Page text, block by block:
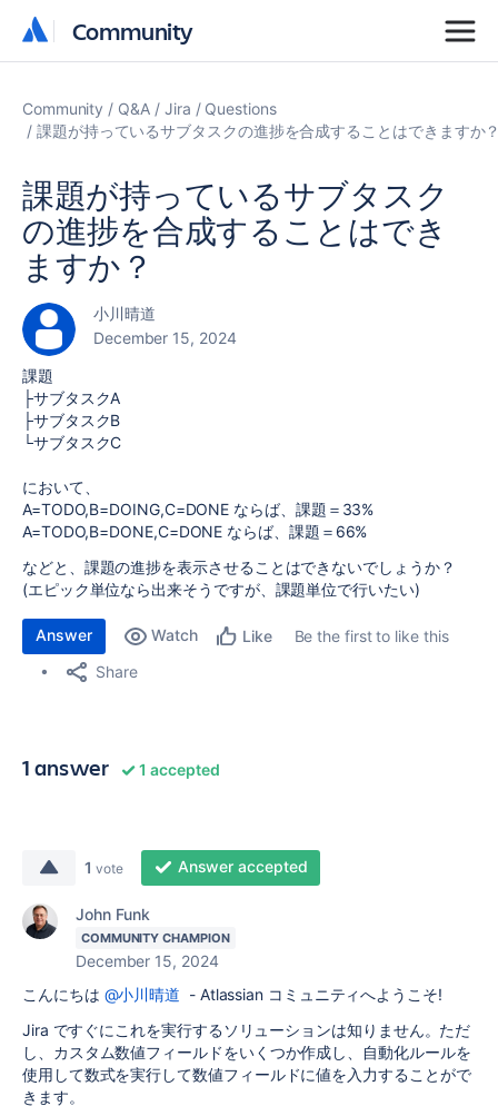
Community
Community
Community Q&A Jira
Questions
課題が持っているサブタスクの進捗を合成することはできますか
課題が持っているサブタスク
の進捗を合成することはでき
ますか？
小川晴道
December 15, 2024
課題
├サブタスクA
├サブタスクB
└サブタスクC
において、
A=TODO,B=DOING,C=DONE ならば、課題＝33%
A=TODO,B=DONE,C=DONE ならば、課題＝66%
などと、課題の進捗を表示させることはできないでしょうか？
(エピック単位なら出来そうですが、課題単位で行いたい)
Answer Watch Like
Be the first to like this
Share
1 answer 1 accepted
1 vote Answer accepted
John Funk
COMMUNITY CHAMPION
December 15, 2024
こんにちは @小川晴道 - Atlassian コミュニティへようこそ!
Jira ですぐにこれを実行するソリューションは知りません。ただ
し、カスタム数値フィールドをいくつか作成し、自動化ルールを
使用して数式を実行して数値フィールドに値を入力することがで
きます。